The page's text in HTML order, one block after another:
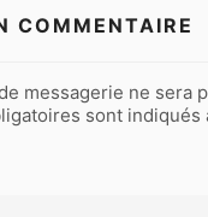
COMMENTAIRE
messagerie ne sera
sont indiqués